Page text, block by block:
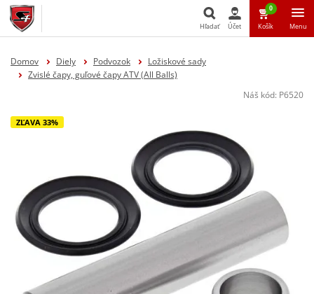
Hľadať Účet
0
Košík Menu
Domov Diely Podvozok
Ložiskové sady
Zvislé čapy, guľové čapy ATV (All Balls)
Náš kód: P6520
ZĽAVA 33%